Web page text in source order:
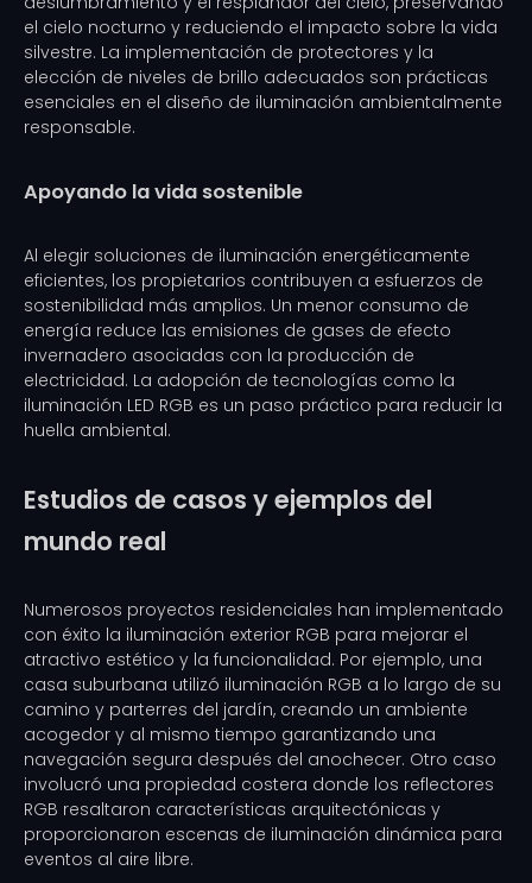
el cielo nocturno y reduciendo el impacto sobre la vida
silvestre. La implementación de protectores y la
elección de niveles de brillo adecuados son prácticas
esenciales en el diseño de iluminación ambientalmente
responsable.
Apoyando la vida sostenible
Al elegir soluciones de iluminación energéticamente
eficientes, los propietarios contribuyen a esfuerzos de
sostenibilidad más amplios. Un menor consumo de
energía reduce las emisiones de gases de efecto
invernadero asociadas con la producción de
electricidad. La adopción de tecnologías como la
iluminación LED RGB es un paso práctico para reducir la
huella ambiental.
Estudios de casos y ejemplos del
mundo real
Numerosos proyectos residenciales han implementado
con éxito la iluminación exterior RGB para mejorar el
atractivo estético y la funcionalidad. Por ejemplo, una
casa suburbana utilizó iluminación RGB a lo largo de su
camino y parterres del jardín, creando un ambiente
acogedor y al mismo tiempo garantizando una
navegación segura después del anochecer. Otro caso
involucró una propiedad costera donde los reflectores
RGB resaltaron características arquitectónicas y
proporcionaron escenas de iluminación dinámica para
eventos al aire libre.